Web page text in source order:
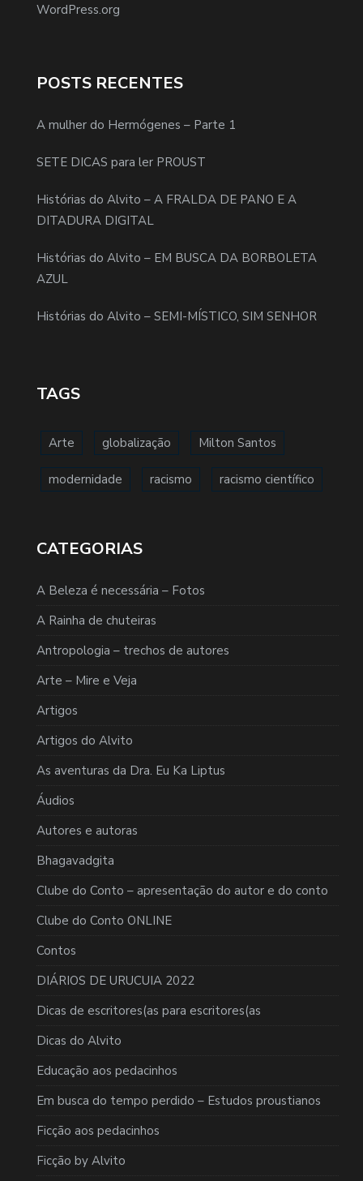
WordPress.org
POSTS RECENTES
A mulher do Hermógenes – Parte 1
SETE DICAS para ler PROUST
Histórias do Alvito – A FRALDA DE PANO E A
DITADURA DIGITAL
Histórias do Alvito – EM BUSCA DA BORBOLETA
AZUL
Histórias do Alvito – SEMI-MÍSTICO, SIM SENHOR
TAGS
Arte globalização Milton Santos
modernidade racismo racismo científico
CATEGORIAS
A Beleza é necessária – Fotos
A Rainha de chuteiras
Antropologia – trechos de autores
Arte – Mire e Veja
Artigos
Artigos do Alvito
As aventuras da Dra. Eu Ka Liptus
Áudios
Autores e autoras
Bhagavadgita
Clube do Conto – apresentação do autor e do conto
Clube do Conto ONLINE
Contos
DIÁRIOS DE URUCUIA 2022
Dicas de escritores(as para escritores(as
Dicas do Alvito
Educação aos pedacinhos
Em busca do tempo perdido – Estudos proustianos
Ficção aos pedacinhos
Ficção by Alvito